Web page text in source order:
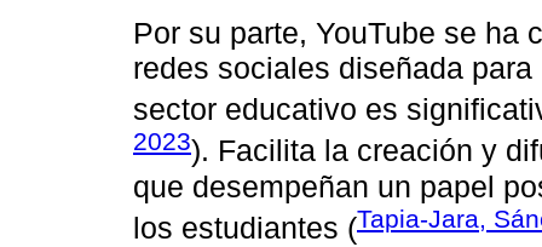
Por su parte, YouTube se ha
redes sociales diseñada
sector educativo es
2023). Facilita la creación y
que desempeñan un papel
los estudiantes (Tapia-Jara,